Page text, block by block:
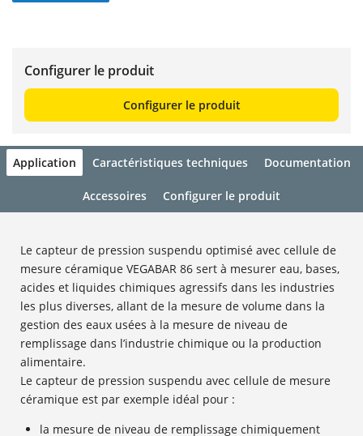
Configurer le produit
Configurer le produit
Application Caractéristiques techniques Documentation
Accessoires Configurer le produit
Le capteur de pression suspendu optimisé avec cellule de
mesure céramique VEGABAR 86 sert à mesurer eau, bases,
acides et liquides chimiques agressifs dans les industries
les plus diverses, allant de la mesure de volume dans la
gestion des eaux usées à la mesure de niveau de
remplissage dans l’industrie chimique ou la production
alimentaire.
Le capteur de pression suspendu avec cellule de mesure
céramique est par exemple idéal pour :
la mesure de niveau de remplissage chimiquement